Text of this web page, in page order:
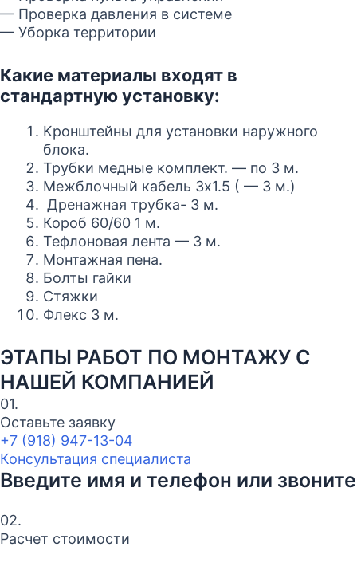
— Проверка давления в системе
— Уборка территории
Какие материалы входят в
стандартную установку:
Кронштейны для установки наружного
блока.
Трубки медные комплект. — по 3 м.
Межблочный кабель 3х1.5 ( — 3 м.)
Дренажная трубка- 3 м.
Короб 60/60 1 м.
Тефлоновая лента — 3 м.
Монтажная пена.
Болты гайки
Стяжки
Флекс 3 м.
ЭТАПЫ РАБОТ ПО МОНТАЖУ С
НАШЕЙ КОМПАНИЕЙ
01.
Оставьте заявку
+7 (918) 947-13-04
Консультация специалиста
Введите имя и телефон или звоните
02.
Расчет стоимости